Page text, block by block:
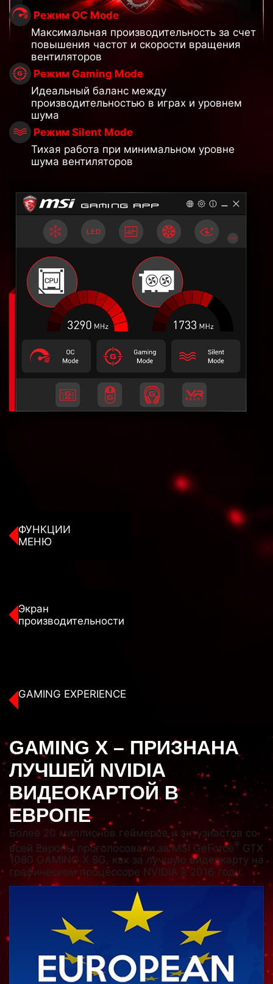
Режим OC Mode
Максимальная производительность за счет
повышения частот и скорости вращения
вентиляторов
Режим Gaming Mode
Идеальный баланс между
производительностью в играх и уровнем
шума
Режим Silent Mode
Тихая работа при минимальном уровне
шума вентиляторов
ФУНКЦИИ
МЕНЮ
Экран
производительности
GAMING EXPERIENCE
GAMING X – ПРИЗНАНА
ЛУЧШЕЙ NVIDIA
ВИДЕОКАРТОЙ В
ЕВРОПЕ
Более 20 миллионов геймеров и энтузиастов со
всей Европы проголосовали за MSI GeForce® GTX
1080 GAMING X 8G, как за лучшую видеокарту на
графическом процессоре NVIDIA в 2016 году.